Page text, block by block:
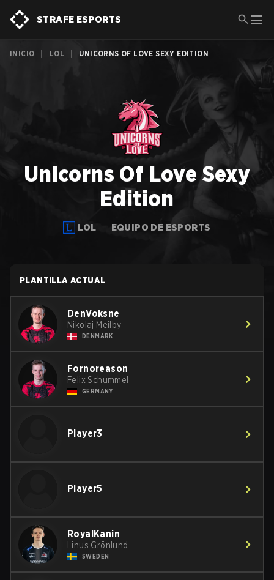
STRAFE ESPORTS
INICIO LOL UNICORNS OF LOVE SEXY EDITION
Unicorns Of Love Sexy
Edition
LOL EQUIPO DE ESPORTS
PLANTILLA ACTUAL
DenVoksne
Nikolaj Meilby
DENMARK
Fornoreason
Felix Schummel
GERMANY
Player3
Player5
RoyalKanin
Linus Grönlund
SWEDEN